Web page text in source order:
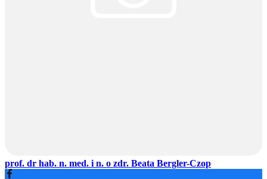
prof. dr hab. n. med. i n. o zdr. Beata Bergler-Czop